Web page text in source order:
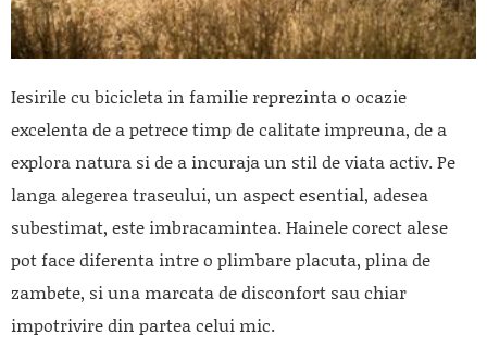
Iesirile cu bicicleta in familie reprezinta o ocazie
excelenta de a petrece timp de calitate impreuna, de a
explora natura si de a incuraja un stil de viata activ. Pe
langa alegerea traseului, un aspect esential, adesea
subestimat, este imbracamintea. Hainele corect alese
pot face diferenta intre o plimbare placuta, plina de
zambete, si una marcata de disconfort sau chiar
impotrivire din partea celui mic.